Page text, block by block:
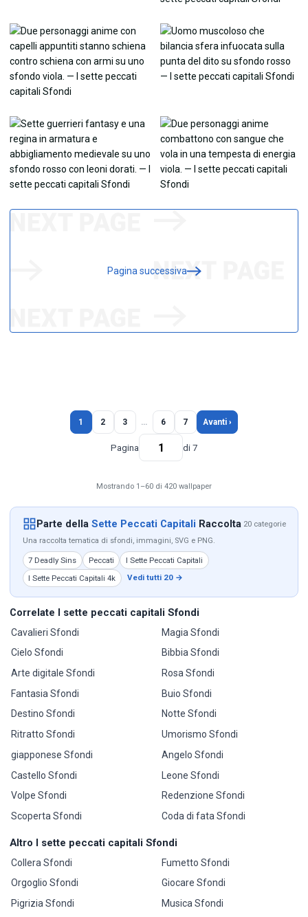
Pagina successiva
1 2 3 … 6 7 Avanti ›
Pagina di 7
Mostrando 1–60 di 420 wallpaper
Parte della Sette Peccati Capitali Raccolta 20 categorie
Una raccolta tematica di sfondi, immagini, SVG e PNG.
7 Deadly Sins Peccati
I Sette Peccati Capitali
I Sette Peccati Capitali 4k
Vedi tutti 20 →
Correlate I sette peccati capitali Sfondi
Cavalieri Sfondi
Cielo Sfondi
Arte digitale Sfondi
Fantasia Sfondi
Destino Sfondi
Ritratto Sfondi
giapponese Sfondi
Castello Sfondi
Volpe Sfondi
Scoperta Sfondi
Magia Sfondi
Bibbia Sfondi
Rosa Sfondi
Buio Sfondi
Notte Sfondi
Umorismo Sfondi
Angelo Sfondi
Leone Sfondi
Redenzione Sfondi
Coda di fata Sfondi
Altro I sette peccati capitali Sfondi
Collera Sfondi
Orgoglio Sfondi
Pigrizia Sfondi
Fumetto Sfondi
Giocare Sfondi
Musica Sfondi